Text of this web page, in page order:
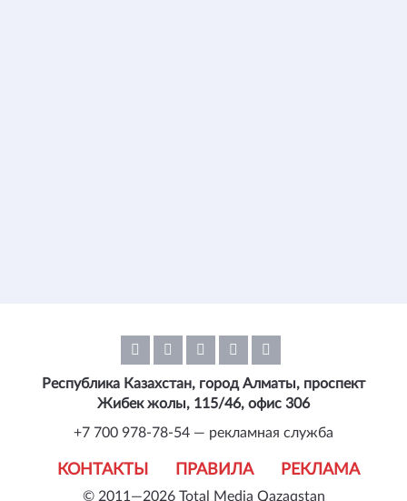
© 2011—2026 Total Media Qazaqstan
КОНТАКТЫ ПРАВИЛА РЕКЛАМА
Республика Казахстан, город Алматы, проспект
Жибек жолы, 115/46, офис 306
+7 700 978-78-54 — рекламная служба